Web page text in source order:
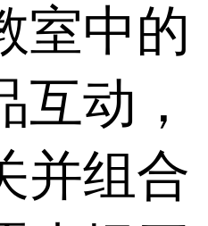
室中的
互动，
并组合